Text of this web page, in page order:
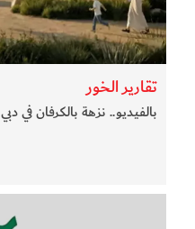
تقارير الخور
بالفيديو.. نزهة بالكرفان في دبي